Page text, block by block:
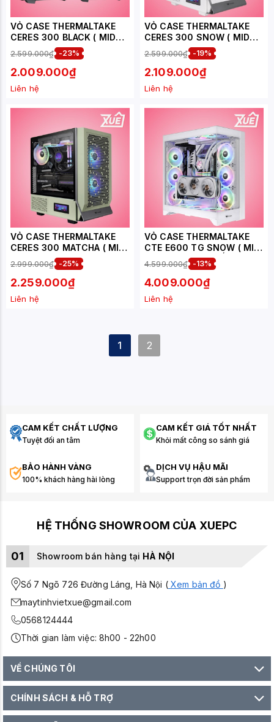
VỎ CASE THERMALTAKE
CERES 300 BLACK ( MID
TOWER - 3 FAN 14CM -
KHÔNG KÈM MÀN HÌNH
HIỂN THỊ )
2.599.000₫ -23%
2.009.000₫
Liên hệ
VỎ CASE THERMALTAKE
CERES 300 SNOW ( MID
TOWER - 3 FAN 14CM -
MÀU TRẮNG - KHÔNG KÈM
MÀN HÌNH HIỂN THỊ )
2.599.000₫ -19%
2.109.000₫
Liên hệ
VỎ CASE THERMALTAKE
CERES 300 MATCHA ( MID
TOWER - 3 FAN 14CM -
MÀU TRÀ XANH - KHÔNG
KÈM MÀN HÌNH HIỂN THỊ )
2.999.000₫ -25%
2.259.000₫
Liên hệ
VỎ CASE THERMALTAKE
CTE E600 TG SNOW ( MID
TOWER - MÀU TRẮNG )
4.599.000₫ -13%
4.009.000₫
Liên hệ
1 2
CAM KẾT CHẤT LƯỢNG
Tuyệt đối an tâm
CAM KẾT GIÁ TỐT NHẤT
Khỏi mất công so sánh giá
BẢO HÀNH VÀNG
100% khách hàng hài lòng
DỊCH VỤ HẬU MÃI
Support trọn đời sản phẩm
HỆ THỐNG SHOWROOM CỦA XUEPC
01 Showroom bán hàng tại HÀ NỘI
Số 7 Ngõ 726 Đường Láng, Hà Nội (Xem bản đồ )
maytinhvietxue@gmail.com
0568124444
Thời gian làm việc: 8h00 - 22h00
VỀ CHÚNG TÔI
CHÍNH SÁCH & HỖ TRỢ